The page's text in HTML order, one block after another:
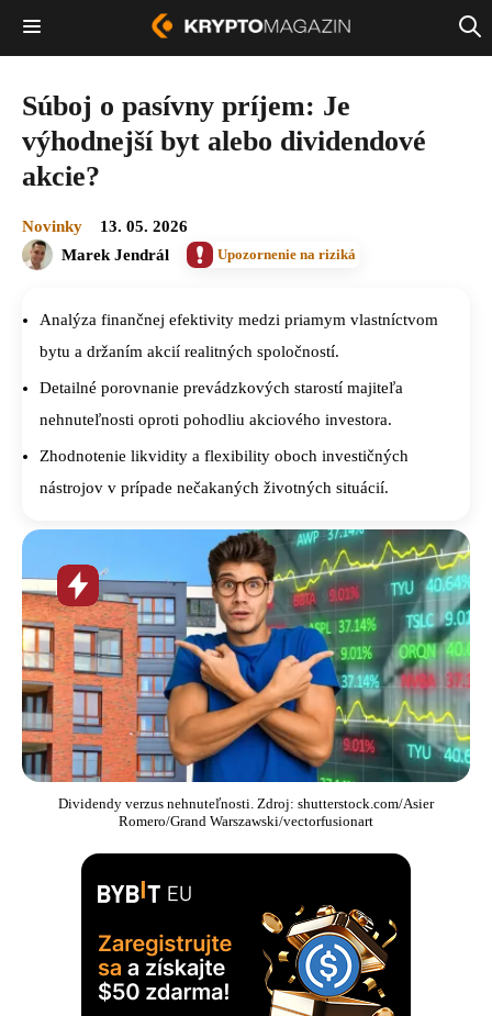
Súboj o pasívny príjem: Je
výhodnejší byt alebo dividendové
akcie?
Novinky
13. 05. 2026
Marek Jendrál
Upozornenie na riziká
Analýza finančnej efektivity medzi priamym vlastníctvom
bytu a držaním akcií realitných spoločností.
Detailné porovnanie prevádzkových starostí majiteľa
nehnuteľnosti oproti pohodliu akciového investora.
Zhodnotenie likvidity a flexibility oboch investičných
nástrojov v prípade nečakaných životných situácií.
Horúca
novinka
Dividendy verzus nehnuteľnosti. Zdroj: shutterstock.com/Asier
Romero/Grand Warszawski/vectorfusionart